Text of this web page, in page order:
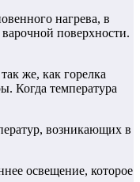
нагрева, в
поверхности.
же, как горелка
Когда температура
возникающих в
освещение, которое